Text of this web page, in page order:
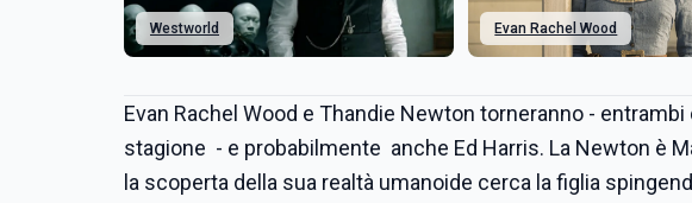
Westworld Evan Rachel Wood
Evan Rachel Wood e Thandie Newton torneranno -
stagione - e probabilmente anche Ed Harris. La Newton è
la scoperta della sua realtà umanoide cerca la figlia